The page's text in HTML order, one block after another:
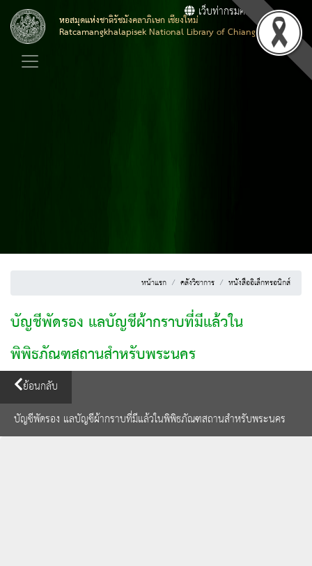
หอสมุดแห่งชาติรัชมังคลาภิเษก เชียงใหม่
Ratcamangkhalapisek National Library of Chiang Mai
เว็บท่ากรมศิลปากร
หน้าแรก คลังวิชาการ หนังสืออิเล็กทรอนิกส์
บัญชีพัดรอง แลบัญชีผ้ากราบที่มีแล้วใน
พิพิธภัณฑสถานสำหรับพระนคร
ย้อนกลับ
บัญชีพัดรอง แลบัญชีผ้ากราบที่มีแล้วในพิพิธภัณฑสถานสำหรับพระนคร